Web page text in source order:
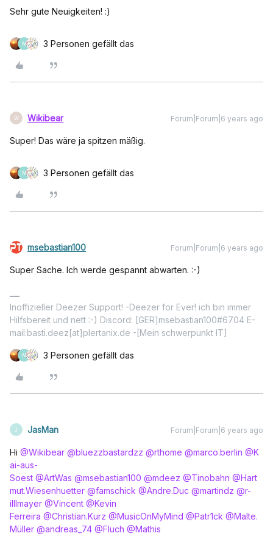
Sehr gute Neuigkeiten! :)
M 3 Personen gefällt das
W Wikibear Forum|Forum|6 years ago
Super! Das wäre ja spitzen mäßig.
M 3 Personen gefällt das
msebastian100 Forum|Forum|6 years ago
Super Sache. Ich werde gespannt abwarten. :-)
Inoffizieller Deezer Support! -Deezer for Ever! ich bin immer
Hilfsbereit und nett :-) Discord: [GER]msebastian100#6704 E-
mail:basti.deez[at]plertanix.de -[Mein schwerpunkt IT]
M 3 Personen gefällt das
J JasMan Forum|Forum|6 years ago
Hi @Wikibear @bluezzbastardzz @rthome @marco.berlin @K
ai-aus-
Soest @ArtWas @msebastian100 @mdeez @Tinobahn @Hart
mut.Wiesenhuetter @famschick @Andre.Duc @martindz @r-
illlmayer @Vincent @Kevin
Ferreira @Christian.Kurz @MusicOnMyMind @Patr1ck @Malte.
Müller @andreas_74 @Fluch @Mathis